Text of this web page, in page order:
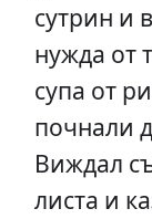
сутрин и
нужда от
супа от
почнали
Виждал
листа и